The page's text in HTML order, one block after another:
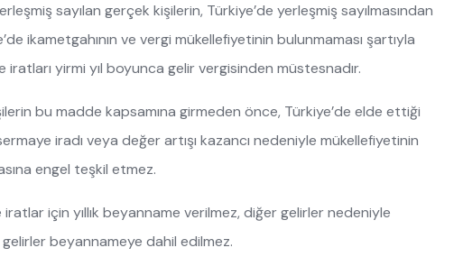
sayılan gerçek kişilerin, Türkiye’de yerleşmiş sayılmasından
ikametgahının ve vergi mükellefiyetinin bulunmaması şartıyla
iratları yirmi yıl boyunca gelir vergisinden müstesnadır.
bu madde kapsamına girmeden önce, Türkiye’de elde ettiği
iradı veya değer artışı kazancı nedeniyle mükellefiyetinin
engel teşkil etmez.
için yıllık beyanname verilmez, diğer gelirler nedeniyle
beyannameye dahil edilmez.